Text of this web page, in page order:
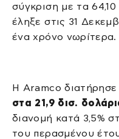
σύγκριση με τα
έληξε στις 31
ένα χρόνο νωρίτερα.
Η Aramco διατήρησε
στα 21,9 δισ.
διανομή κατά 3,5%
του περασμένου